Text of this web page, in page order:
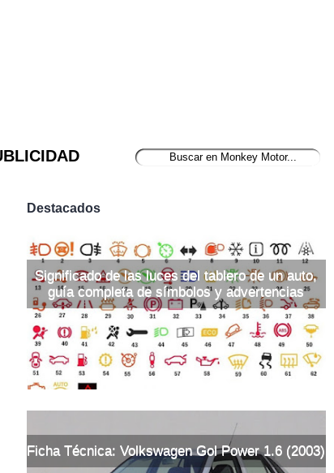
Destacados
Significado de las luces del tablero de un auto,
guía completa de símbolos y advertencias
Ficha Técnica: Volkswagen Gol Power 1.6 (2003)